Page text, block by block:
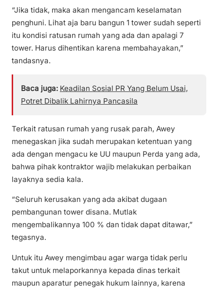
“Jika tidak, maka akan mengancam keselamatan
penghuni. Lihat aja baru bangun 1 tower sudah seperti
itu kondisi ratusan rumah yang ada dan apalagi 7
tower. Harus dihentikan karena membahayakan,”
tandasnya.
Baca juga: Keadilan Sosial PR Yang Belum Usai,
Potret Dibalik Lahirnya Pancasila
Terkait ratusan rumah yang rusak parah, Awey
menegaskan jika sudah merupakan ketentuan yang
ada dengan mengacu ke UU maupun Perda yang ada,
bahwa pihak kontraktor wajib melakukan perbaikan
layaknya sedia kala.
“Seluruh kerusakan yang ada akibat dugaan
pembangunan tower disana. Mutlak
mengembalikannya 100 % dan tidak dapat ditawar,”
tegasnya.
Untuk itu Awey mengimbau agar warga tidak perlu
takut untuk melaporkannya kepada dinas terkait
maupun aparatur penegak hukum lainnya, karena